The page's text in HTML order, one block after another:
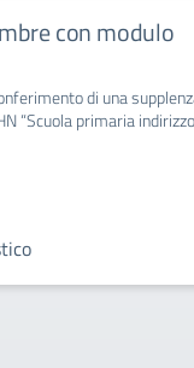
con modulo
di una
“Scuola primaria indirizzo